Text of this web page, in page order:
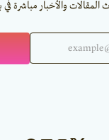
والأخبار مباشرة في